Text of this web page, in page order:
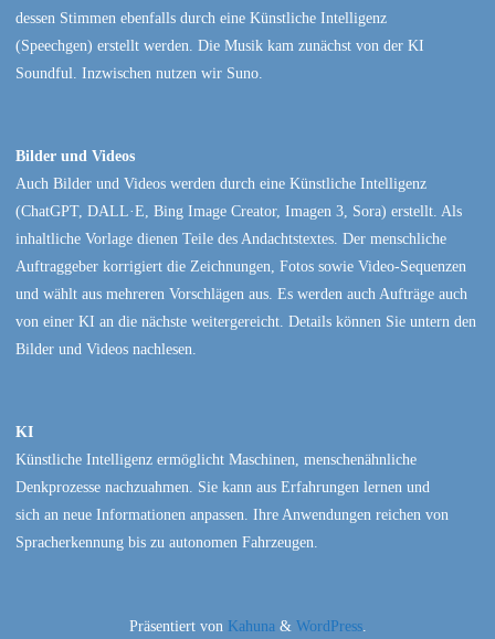
dessen Stimmen ebenfalls durch eine Künstliche Intelligenz
(Speechgen) erstellt werden. Die Musik kam zunächst von der KI
Soundful. Inzwischen nutzen wir Suno.
Bilder und Videos
Auch Bilder und Videos werden durch eine Künstliche Intelligenz
(ChatGPT, DALL·E, Bing Image Creator, Imagen 3, Sora) erstellt. Als
inhaltliche Vorlage dienen Teile des Andachtstextes. Der menschliche
Auftraggeber korrigiert die Zeichnungen, Fotos sowie Video-Sequenzen
und wählt aus mehreren Vorschlägen aus. Es werden auch Aufträge auch
von einer KI an die nächste weitergereicht. Details können Sie untern den
Bilder und Videos nachlesen.
KI
Künstliche Intelligenz ermöglicht Maschinen, menschenähnliche
Denkprozesse nachzuahmen. Sie kann aus Erfahrungen lernen und
sich an neue Informationen anpassen. Ihre Anwendungen reichen von
Spracherkennung bis zu autonomen Fahrzeugen.
Präsentiert von Kahuna & WordPress.